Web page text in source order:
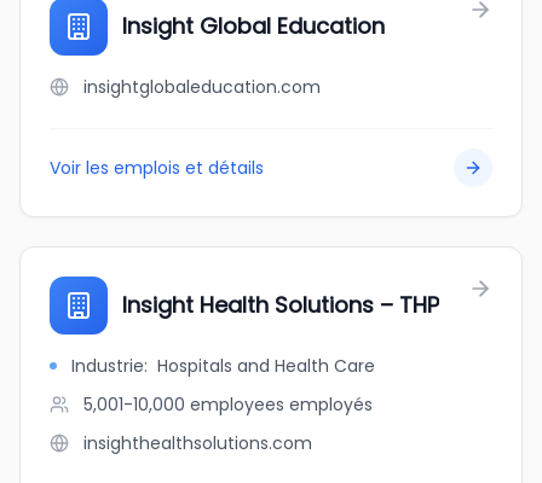
Insight Global Education
insightglobaleducation.com
Voir les emplois et détails
Insight Health Solutions – THP
Industrie: Hospitals and Health Care
5,001-10,000 employees employés
insighthealthsolutions.com